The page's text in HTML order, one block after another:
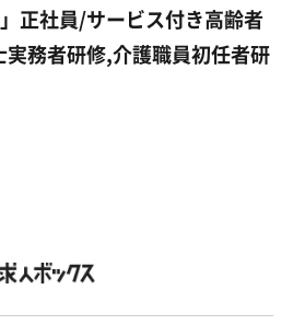
正社員/サービス付き高齢者
務者研修,介護職員初任者研